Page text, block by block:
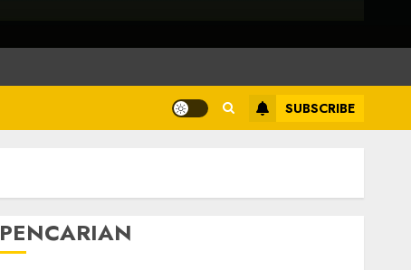
SUBSCRIBE
PENCARIAN